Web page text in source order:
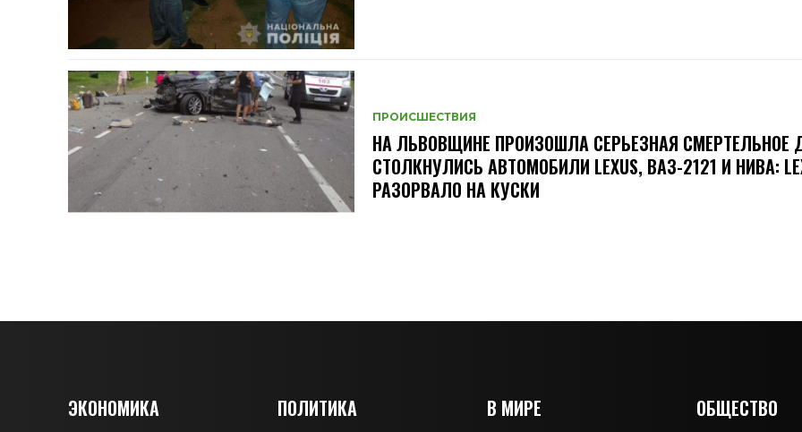
ПРОИСШЕСТВИЯ
НА ЛЬВОВЩИНЕ ПРОИЗОШЛА СЕРЬЕЗНАЯ
СТОЛКНУЛИСЬ АВТОМОБИЛИ LEXUS, ВАЗ-2121 И НИВА:
РАЗОРВАЛО НА КУСКИ
ЭКОНОМИКА ПОЛИТИКА В МИРЕ ОБЩЕСТВО